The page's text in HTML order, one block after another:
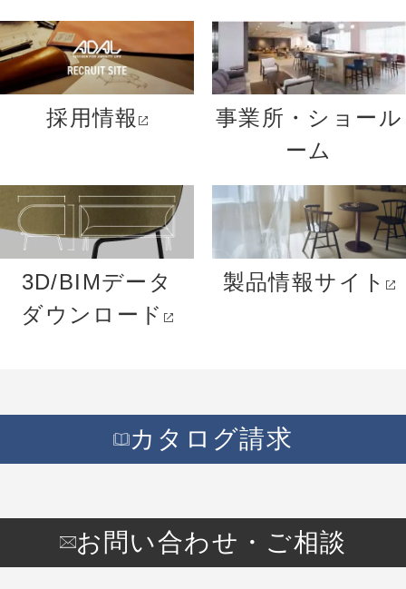
採用情報
事業所・ショール
ーム
3D/BIMデータ
ダウンロード
製品情報サイト
カタログ請求
お問い合わせ・ご相談